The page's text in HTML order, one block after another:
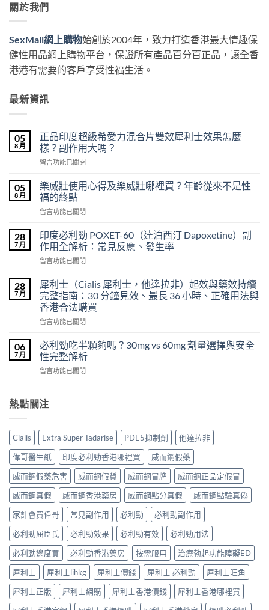
關於我們
SexMall網上購物始創於2004年，致力打造香港最大情趣保
健性用品網上購物平台，保證所有產品百分百正品，讓全香
港港有需要的客戶享受性福生活。
最新資訊
05
8 月
正品印度超級希愛力混合片雙效犀利士效果怎麼
樣？副作用大嗎？
在
品
印
度
超
希
愛
力
混
片
雙
效
犀
利
效
果
怎
麼
作
嗎？〉
中
留言功能已關閉
05
8 月
樂威壯使用心得及樂威壯哪裡買？年齡從來不是性
福的終點
在
威
壯
使
用
得
及
樂
威
壯
裡
買？
年
齡
不
福
的
終
點〉
中
留言功能已關閉
28
7 月
印度必利勁 POXET-60（達泊西汀 Dapoxetine）副
作用全解析：常見反應、發生率
在
度
必
利
勁
POXET-
泊
西
汀
Dapoxetine）
用
析：
常
見
反
應、
發
生
率〉
中
留言功能已關閉
28
7 月
犀利士（Cialis 犀利士，他達拉非）起效與藥效持續
完整指南：30 分鐘見效、最長 36 小時、正確用法與
香港合法購買
在
利
士
（Cialis
犀
他
非）
起
效
與
藥
效
持
續
完
整
指
南：
30
分
見
效、
最
留言功能已關閉
06
7 月
必利勁吃半顆夠嗎？30mg vs 60mg 劑量選擇與安全
性完整解析
在
勁
吃
顆
夠
嗎？
30mg
vs
60mg
劑
量
選
擇
與
安
全
性
整
解
析〉
留言功能已關閉
熱點關注
Cialis Extra Super Tadarise PDE5抑制劑
他達拉非
偉哥醫生紙
印度必利勁香港哪裡買
威而鋼假藥
威而鋼假藥危害
威而鋼假貨 威而鋼冒牌
威而鋼正品定假冒
威而鋼真假
威而鋼香港藥房 威而鋼點分真假
威而鋼點驗真偽
家計會買偉哥
常見副作用 必利勁
必利勁副作用
必利勁屈臣氏
必利勁效果 必利勁有效
必利勁用法
必利勁邊度買
必利勁香港藥房 按需服用
治療勃起功能障礙ED
犀利士
犀利士lihkg 犀利士價錢 犀利士 必利勁
犀利士旺角
犀利士正版
犀利士網購 犀利士香港價錢
犀利士香港哪裡買